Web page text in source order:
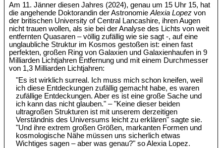
Am 11. Jänner diesen Jahres (2024), genau um 15 Uhr 15, hat
die angehende Doktorandin der AstronomieAlexia Lopez von
der britischen University of Central Lancashire, ihren Augen
nicht trauen wollen, als sie bei der Analyse des Lichts von weit
entfernten Quasaren – völlig zufällig wie sie sagt -, auf eine
unglaubliche Struktur im Kosmos gestoßen ist: einen fast
perfekten, großen Ring von Galaxien und Galaxienhaufen in 9
Milliarden Lichtjahren Entfernung und mit einem Durchmesser
von 1,3 Milliarden Lichtjahren:
"Es ist wirklich surreal. Ich muss mich schon kneifen, weil
ich diese Entdeckungen zufällig gemacht habe, es waren
zufällige Entdeckungen. Aber es ist eine große Sache und
ich kann das nicht glauben." – "Keine dieser beiden
ultragroßen Strukturen ist mit unserem derzeitigen
Verständnis des Universums leicht zu erklären" sagte sie.
"Und ihre extrem großen Größen, markanten Formen und
kosmologische Nähe müssen uns sicherlich etwas
Wichtiges sagen – aber was genau?" so Alexia Lopez.